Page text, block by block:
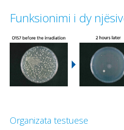
Funksionimi i dy
Organizata testuese